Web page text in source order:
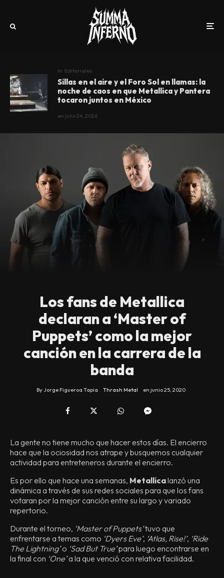
In Editoriales
Sillas en el aire y el Foro Sol en llamas: la
noche de caos en que Metallica y Pantera
tocaron juntos en México
en julio 24, 2026
Los fans de Metallica
declaran a ‘Master of
Puppets’ como la mejor
canción en la carrera de la
banda
By Jorge Figueroa Tapia Thrash Metal en junio 25, 2020
La gente no tiene mucho que hacer estos días. El encierro
hace que la ociosidad nos atrape y busquemos cualquier
actividad para entreteneros durante el encierro.
Es por ello que hace una semanas, Metallicalanzó una
dinámica a través de sus redes sociales para que los fans
votaran por la mejor canción entre su largo y variado
repertorio.
Durante el torneo, ‘Master of Puppets’tuvo que
enfrentarse a temas como ‘Dyers Eve’, ‘Atlas, Rise!’, ‘Ride
The Lightning’o ‘Sad But True’para luego encontrarse en
la final con ‘One’a la que venció con relativa facilidad.